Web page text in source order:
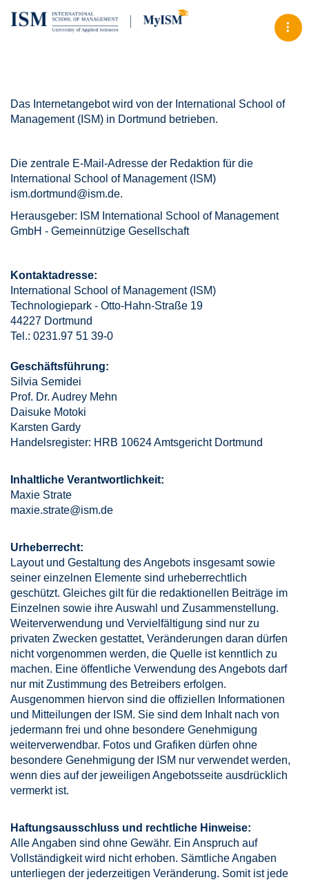
Das Internetangebot wird von der International School of
Management (ISM) in Dortmund betrieben.
Die zentrale E-Mail-Adresse der Redaktion für die
International School of Management (ISM)
ism.dortmund@ism.de.
Herausgeber: ISM International School of Management
GmbH - Gemeinnützige Gesellschaft
Kontaktadresse:
International School of Management (ISM)
Technologiepark - Otto-Hahn-Straße 19
44227 Dortmund
Tel.: 0231.97 51 39-0
Geschäftsführung:
Silvia Semidei
Prof. Dr. Audrey Mehn
Daisuke Motoki
Karsten Gardy
Handelsregister: HRB 10624 Amtsgericht Dortmund
Inhaltliche Verantwortlichkeit:
Maxie Strate
maxie.strate@ism.de
Urheberrecht:
Layout und Gestaltung des Angebots insgesamt sowie
seiner einzelnen Elemente sind urheberrechtlich
geschützt. Gleiches gilt für die redaktionellen Beiträge im
Einzelnen sowie ihre Auswahl und Zusammenstellung.
Weiterverwendung und Vervielfältigung sind nur zu
privaten Zwecken gestattet, Veränderungen daran dürfen
nicht vorgenommen werden, die Quelle ist kenntlich zu
machen. Eine öffentliche Verwendung des Angebots darf
nur mit Zustimmung des Betreibers erfolgen.
Ausgenommen hiervon sind die offiziellen Informationen
und Mitteilungen der ISM. Sie sind dem Inhalt nach von
jedermann frei und ohne besondere Genehmigung
weiterverwendbar. Fotos und Grafiken dürfen ohne
besondere Genehmigung der ISM nur verwendet werden,
wenn dies auf der jeweiligen Angebotsseite ausdrücklich
vermerkt ist.
Haftungsausschluss und rechtliche Hinweise:
Alle Angaben sind ohne Gewähr. Ein Anspruch auf
Vollständigkeit wird nicht erhoben. Sämtliche Angaben
unterliegen der jederzeitigen Veränderung. Somit ist jede